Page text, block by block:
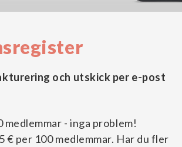
och utskick per e-post
medlemmar - inga problem!
€ per 100 medlemmar. Har du fler